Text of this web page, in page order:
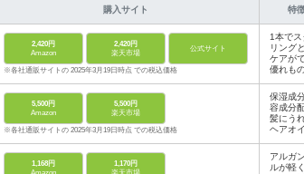
購入サイト 特
2,420円
Amazon
2,420円
楽天市場
公式サイト
※各社通販サイトの 2025年3月19日時点 での税込価格
1本でス
リング
ケアが
優れも
5,500円
Amazon
5,500円
楽天市場
※各社通販サイトの 2025年3月19日時点 での税込価格
保湿成
容成分
髪にう
ヘアオ
1,168円
Amazon
1,170円
楽天市場
アルガ
ルが軽